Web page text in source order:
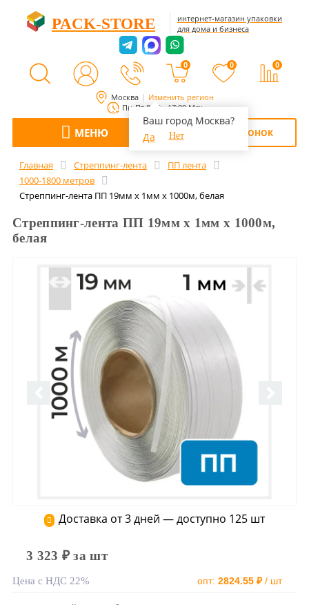
Москва Изменить регион
Ваш город Москва?
Да
Нет
Пн-Пт 8:00 - 17:00 Мск
PACK-STORE
интернет-магазин упаковки
для дома и бизнеса
0 0 0
МЕНЮ ОБРАТНЫЙ ЗВОНОК
Главная Стреппинг-лента
ПП лента
1000-1800 метров
Стреппинг-лента ПП 19мм х 1мм х 1000м, белая
Стреппинг-лента ПП 19мм х 1мм х 1000м,
белая
Доставка от 3 дней — доступно 125 шт
3 323 ₽ за шт
Цена с НДС 22% опт: 2824.55 ₽/ шт